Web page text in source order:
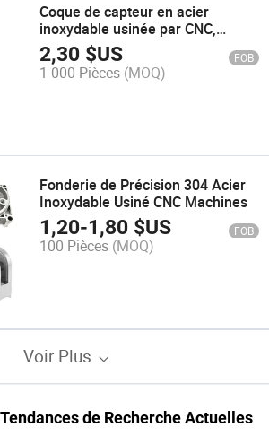
Coque de capteur en acier
inoxydable usinée par CNC,
coque de détecteur, protection
contre la poussière en aluminium,
coque d'alarme de sonde, type de
2,30 $US FOB
1 000 Pièces (MOQ)
Fonderie de Précision 304 Acier
Inoxydable Usiné CNC Machines
1,20-1,80 $US FOB
100 Pièces (MOQ)
Voir Plus
de Recherche Actuelles